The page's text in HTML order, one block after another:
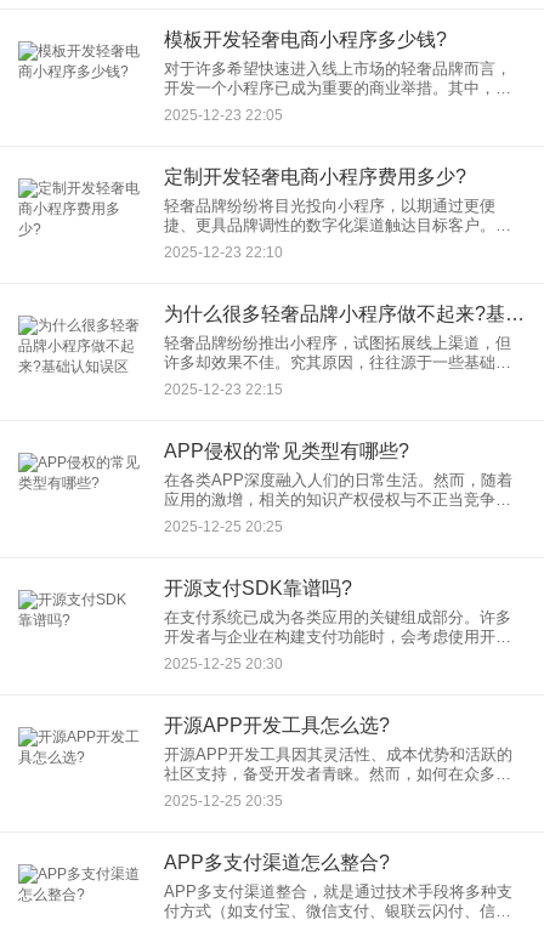
模板开发轻奢电商小程序多少钱?
对于许多希望快速进入线上市场的轻奢品牌而言，
开发一个小程序已成为重要的商业举措。其中，模
板开发因其相对快速的部署周期和较为可控的初始
投入，成为许多商家的首要考量。那么，采用模板
2025-12-23 22:05
定制开发轻奢电商小程序费用多少?
轻奢品牌纷纷将目光投向小程序，以期通过更便
捷、更具品牌调性的数字化渠道触达目标客户。许
多品牌方在规划线上布局时，最关心的问题之一便
是：“定制开发一个轻奢电商小程序需要多少费
2025-12-23 22:10
为什么很多轻奢品牌小程序做不起来?基础认知误区
轻奢品牌纷纷推出小程序，试图拓展线上渠道，但
许多却效果不佳。究其原因，往往源于一些基础认
知误区。本文将探讨这些误区，帮助品牌更好地理
解和运营轻奢品牌小程序，避免常见的小程序误
2025-12-23 22:15
APP侵权的常见类型有哪些?
在各类APP深度融入人们的日常生活。然而，随着
应用的激增，相关的知识产权侵权与不正当竞争问
题也日益凸显。了解常见的APP侵权类型，对于开
发者规避法律风险、保护自身权益至关重要。本文
2025-12-25 20:25
开源支付SDK靠谱吗?
在支付系统已成为各类应用的关键组成部分。许多
开发者与企业在构建支付功能时，会考虑使用开源
支付解决方案，尤其是支付SDK，以节省开发成本
和时间。然而，一个重要的问题随之而来：开源支
2025-12-25 20:30
开源APP开发工具怎么选?
开源APP开发工具因其灵活性、成本优势和活跃的
社区支持，备受开发者青睐。然而，如何在众多选
项中找到最适合自己的工具呢？本文将为您梳理选
2025-12-25 20:35
APP多支付渠道怎么整合?
APP多支付渠道整合，就是通过技术手段将多种支
付方式（如支付宝、微信支付、银联云闪付、信用